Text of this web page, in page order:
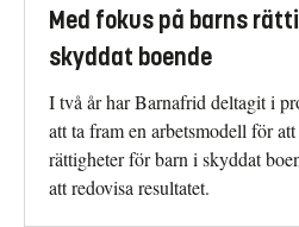
Med fokus på barns
skyddat boende
I två år har Barnafrid deltagit i
att ta fram en arbetsmodell för
rättigheter för barn i skyddat
att redovisa resultatet.